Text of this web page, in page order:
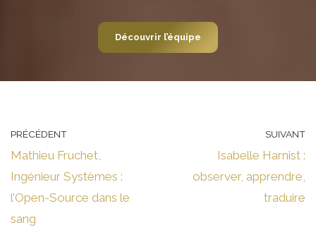
Découvrir l’équipe
PRÉCÉDENT
Mathieu Fruchet,
Ingénieur Systèmes :
l’Open-Source dans le
sang
SUIVANT
Isabelle Harnist :
observer, apprendre,
traduire